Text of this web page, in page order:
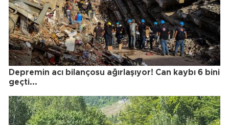
Depremin acı bilançosu ağırlaşıyor! Can kaybı 6 bini
geçti...